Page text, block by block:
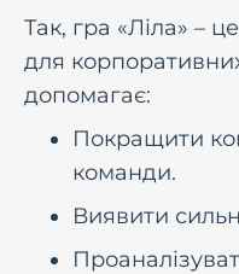
Так, гра «Ліла» –
для
допомагає:
Покращити
команди.
Виявити